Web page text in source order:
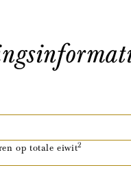
op totale eiwit2